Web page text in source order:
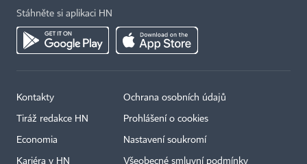
Stáhněte si aplikaci HN
Kontakty
Tiráž redakce HN
Economia
Kariéra v HN
Ochrana osobních údajů
Prohlášení o cookies
Nastavení soukromí
Všeobecné smluvní podmínky